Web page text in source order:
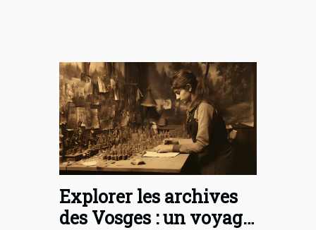
Explorer les archives
des Vosges : un voyage